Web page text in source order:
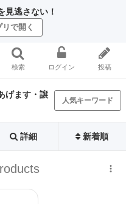
見逃さない！
リで開く
検索 ログイン 投稿
げます・譲
人気キーワード
詳細 新着順